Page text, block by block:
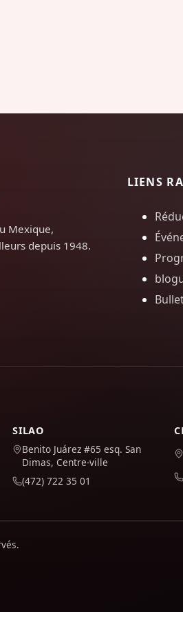
Mexique,
depuis 1948.
LIENS
SILAO
Benito Juárez #65 esq. San
Dimas, Centre-ville
(472) 722 35 01